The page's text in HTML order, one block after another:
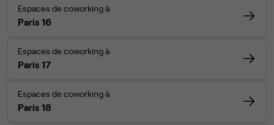
Espaces de coworking à
Paris 16
Espaces de coworking à
Paris 17
Espaces de coworking à
Paris 18